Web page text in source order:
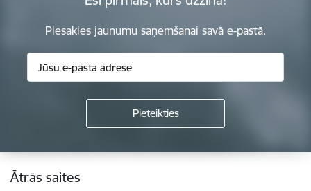
Piesakies jaunumu saņemšanai savā e-pastā.
Kājene
Ātrās saites